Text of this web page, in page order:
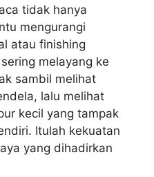
tidak hanya
mengurangi
atau finishing
melayang ke
sambil melihat
lalu melihat
kecil yang tampak
Itulah kekuatan
yang dihadirkan